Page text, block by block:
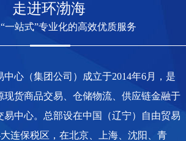
走进环渤海
一站式”专业化的高效优质服务
心（集团公司）成立于2014年6月，是
现货商品交易、仓储物流、供应链金融于
易中心。总部设在中国（辽宁）自由贸易
连保税区，在北京、上海、沈阳、青